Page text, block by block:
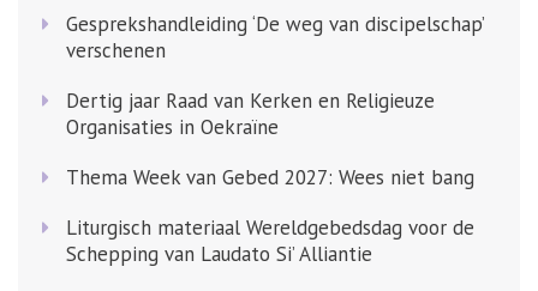
Gesprekshandleiding ‘De weg van discipelschap’
verschenen
Dertig jaar Raad van Kerken en Religieuze
Organisaties in Oekraïne
Thema Week van Gebed 2027: Wees niet bang
Liturgisch materiaal Wereldgebedsdag voor de
Schepping van Laudato Si’ Alliantie